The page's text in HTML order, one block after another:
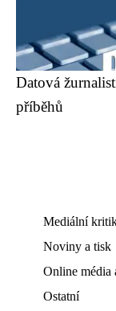
Datová
příběhů
Mediální
Noviny a tisk
Online média
Ostatní